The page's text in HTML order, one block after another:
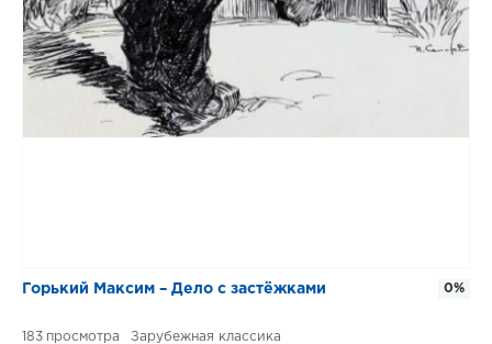
Горький Максим – Дело с застёжками
183 Зарубежная классика
0%